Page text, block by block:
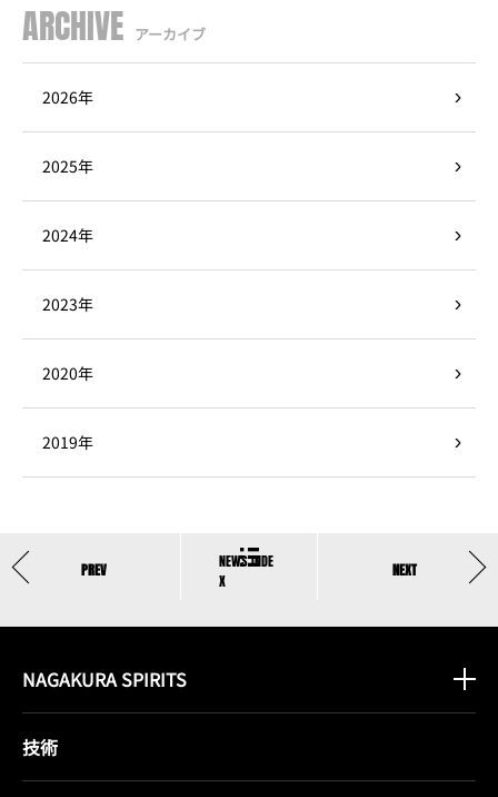
ARCHIVE アーカイブ
2026年
2025年
2024年
2023年
2020年
2019年
NAGAKURA SPIRITS
技術